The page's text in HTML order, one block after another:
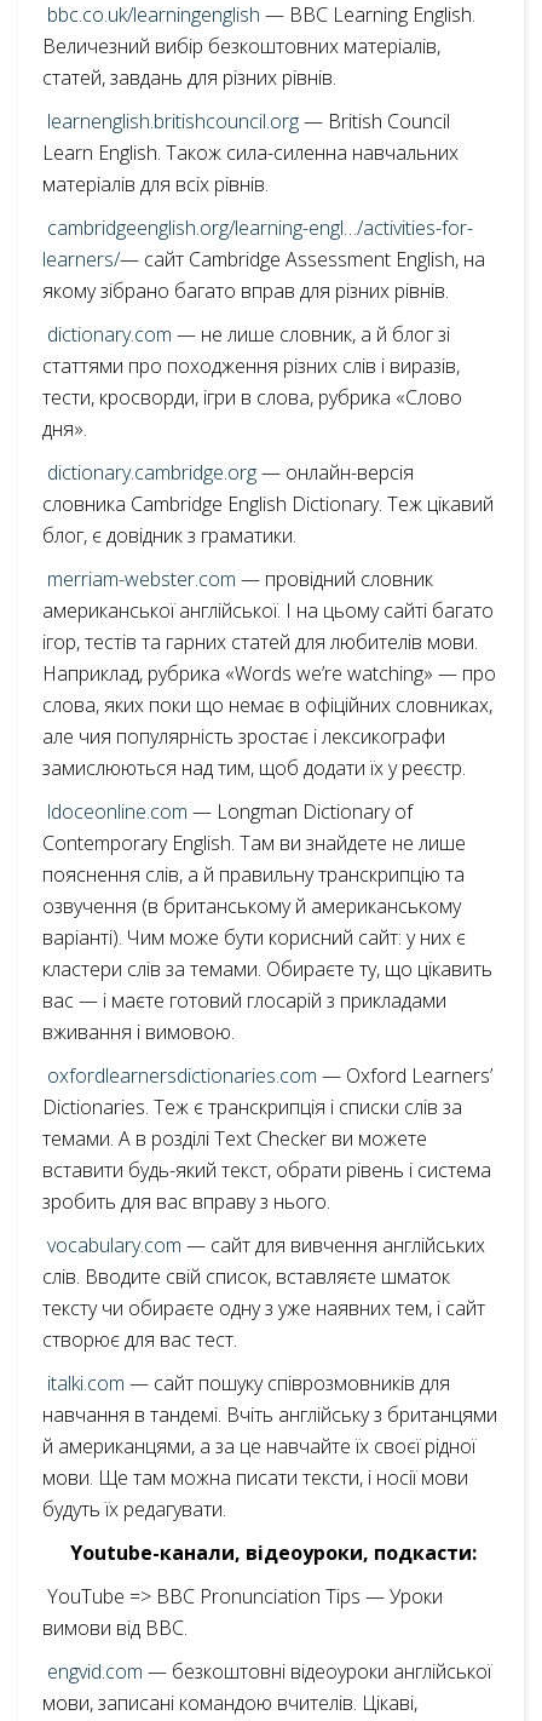
bbc.co.uk/learningenglish — BBC Learning English.
Величезний вибір безкоштовних матеріалів,
статей, завдань для різних рівнів.
learnenglish.britishcouncil.org— British Council
Learn English. Також сила-силенна навчальних
матеріалів для всіх рівнів.
cambridgeenglish.org/learning-engl…/activities-for-
learners/— сайт Cambridge Assessment English, на
якому зібрано багато вправ для різних рівнів.
dictionary.com — не лише словник, а й блог зі
статтями про походження різних слів і виразів,
тести, кросворди, ігри в слова, рубрика «Слово
дня».
dictionary.cambridge.org— онлайн-версія
словника Cambridge English Dictionary. Теж цікавий
блог, є довідник з граматики.
merriam-webster.com — провідний словник
американської англійської. І на цьому сайті багато
ігор, тестів та гарних статей для любителів мови.
Наприклад, рубрика «Words we’re watching» — про
слова, яких поки що немає в офіційних словниках,
але чия популярність зростає і лексикографи
замислюються над тим, щоб додати їх у реєстр.
ldoceonline.com — Longman Dictionary of
Contemporary English. Там ви знайдете не лише
пояснення слів, а й правильну транскрипцію та
озвучення (в британському й американському
варіанті). Чим може бути корисний сайт: у них є
кластери слів за темами. Обираєте ту, що цікавить
вас — і маєте готовий глосарій з прикладами
вживання і вимовою.
oxfordlearnersdictionaries.com — Oxford Learners’
Dictionaries. Теж є транскрипція і списки слів за
темами. А в розділі Text Checker ви можете
вставити будь-який текст, обрати рівень і система
зробить для вас вправу з нього.
vocabulary.com — сайт для вивчення англійських
слів. Вводите свій список, вставляєте шматок
тексту чи обираєте одну з уже наявних тем, і сайт
створює для вас тест.
italki.com — сайт пошуку співрозмовників для
навчання в тандемі. Вчіть англійську з британцями
й американцями, а за це навчайте їх своєї рідної
мови. Ще там можна писати тексти, і носії мови
будуть їх редагувати.
Youtube-канали, відеоуроки, подкасти:
YouTube => BBC Pronunciation Tips — Уроки
вимови від BBC.
engvid.com — безкоштовні відеоуроки англійської
мови, записані командою вчителів. Цікаві,